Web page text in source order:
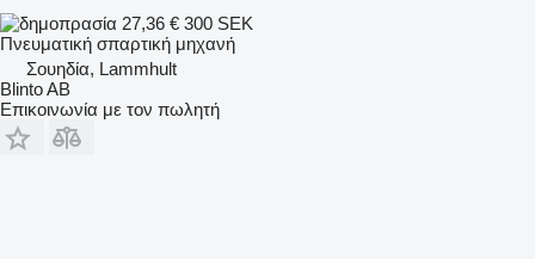
27,36 € 300 SEK
Πνευματική σπαρτική μηχανή
Σουηδία, Lammhult
Blinto AB
Επικοινωνία με τον πωλητή